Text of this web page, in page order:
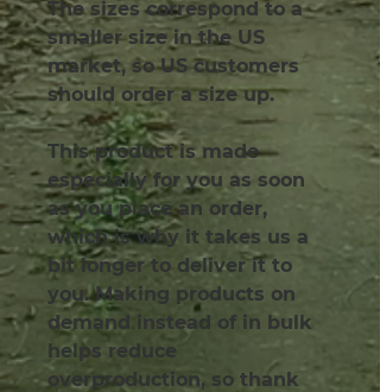
The sizes correspond to a
smaller size in the US
market, so US customers
should order a size up.
This product is made
especially for you as soon
as you place an order,
which is why it takes us a
bit longer to deliver it to
you. Making products on
demand instead of in bulk
helps reduce
overproduction, so thank